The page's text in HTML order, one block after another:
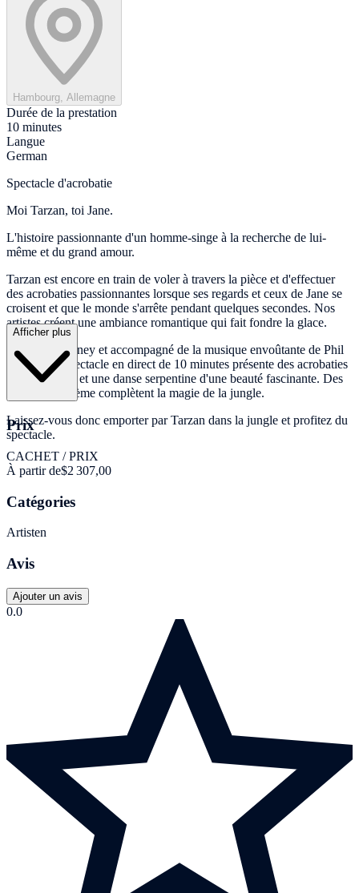
Hambourg, Allemagne
Durée de la prestation
10 minutes
Langue
German
Spectacle d'acrobatie
Moi Tarzan, toi Jane.
L'histoire passionnante d'un homme-singe à la recherche de lui-
même et du grand amour.
Tarzan est encore en train de voler à travers la pièce et d'effectuer
des acrobaties passionnantes lorsque ses regards et ceux de Jane se
croisent et que le monde s'arrête pendant quelques secondes. Nos
artistes créent une ambiance romantique qui fait fondre la glace.
Inspiré de Disney et accompagné de la musique envoûtante de Phil
Collins, ce spectacle en direct de 10 minutes présente des acrobaties
passionnantes et une danse serpentine d'une beauté fascinante. Des
costumes à thème complètent la magie de la jungle.
Laissez-vous donc emporter par Tarzan dans la jungle et profitez du
spectacle.
Afficher plus
Prix
CACHET / PRIX
À partir de$2 307,00
Catégories
Artisten
Avis
Ajouter un avis
0.0